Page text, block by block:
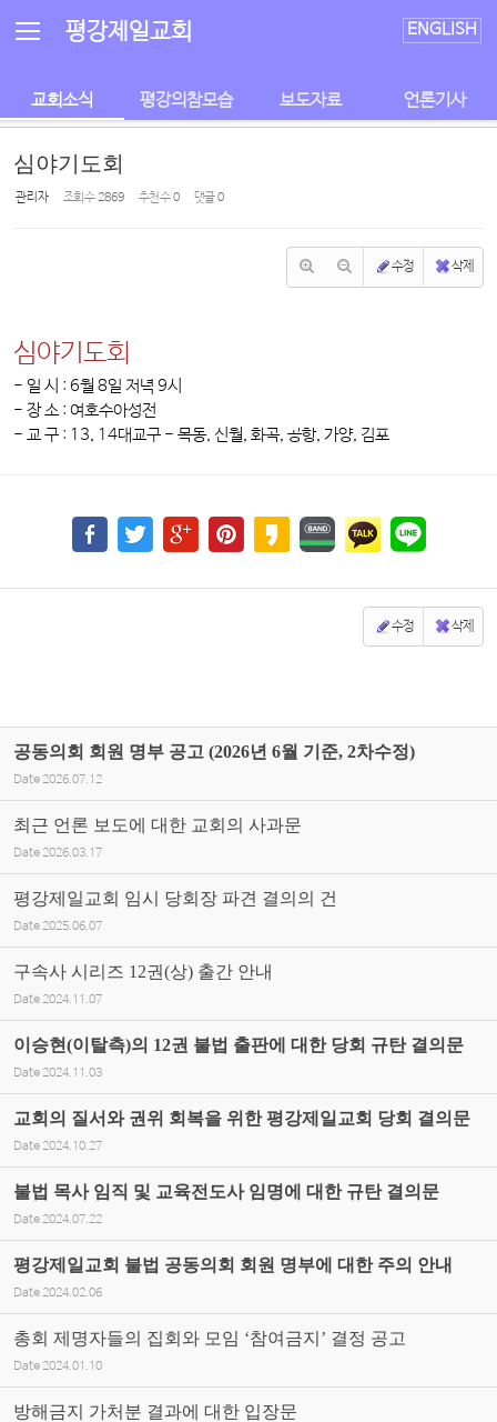
평강제일교회 ENGLISH
교회소식 평강의참모습 보도자료 언론기사
심야기도회
관리자 조회 수2869 추천 수0 댓글0
수정 삭제
심야기도회
- 일 시 : 6월 8일 저녁 9시
- 장 소 : 여호수아성전
- 교 구 : 13, 14대교구 - 목동, 신월, 화곡, 공항, 가양, 김포
수정 삭제
공동의회 회원 명부 공고 (2026년 6월 기준, 2차수정)
Date 2026.07.12
최근 언론 보도에 대한 교회의 사과문
Date 2026.03.17
평강제일교회 임시 당회장 파견 결의의 건
Date 2025.06.07
구속사 시리즈 12권(상) 출간 안내
Date 2024.11.07
이승현(이탈측)의 12권 불법 출판에 대한 당회 규탄 결의문
Date 2024.11.03
교회의 질서와 권위 회복을 위한 평강제일교회 당회 결의문
Date 2024.10.27
불법 목사 임직 및 교육전도사 임명에 대한 규탄 결의문
Date 2024.07.22
평강제일교회 불법 공동의회 회원 명부에 대한 주의 안내
Date 2024.02.06
총회 제명자들의 집회와 모임 ‘참여금지’ 결정 공고
Date 2024.01.10
방해금지 가처분 결과에 대한 입장문